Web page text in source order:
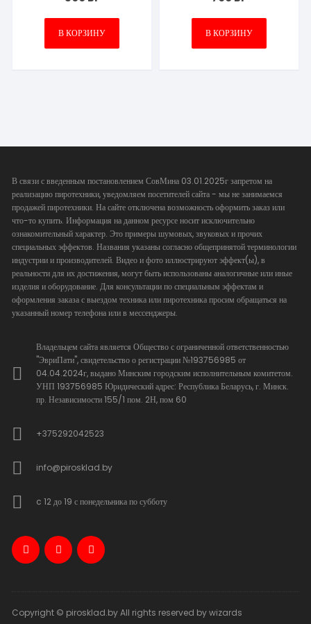
В КОРЗИНУ В КОРЗИНУ
В связи с введенным постановлением СовМина 03.01.2025г запретом на
реализацию пиротехники, уведомляем посетителей сайта - мы не занимаемся
продажей пиротехники. На сайте отключена возможность оформить заказ или
что-то купить. Информация на данном ресурсе носит исключительно
ознакомительный характер. Это примеры шумовых, звуковых и прочих
специальных эффектов. Названия указаны согласно общепринятой терминологии
индустрии и производителей. Видео и фото иллюстрируют эффект(ы), в
реальности для их достижения, могут быть использованы аналогичные или иные
изделия и оборудование. Для консультации по специальным эффектам и
оформления заказа с выездом техника или пиротехника просим обращаться на
указанный номер телефона или в мессенджеры.
Владельцем сайта является Общество с ограниченной ответственностью
"ЭвриПати", свидетельство о регистрации №193756985 от
04.04.2024г, выдано Минским городским исполнительным комитетом.
УНП 193756985 Юридический адрес: Республика Беларусь, г. Минск.
пр. Независимости 155/1 пом. 2Н, пом 60
+375292042523
info@pirosklad.by
c 12 до 19 с понедельника по субботу
Copyright © pirosklad.by All rights reserved by wizards